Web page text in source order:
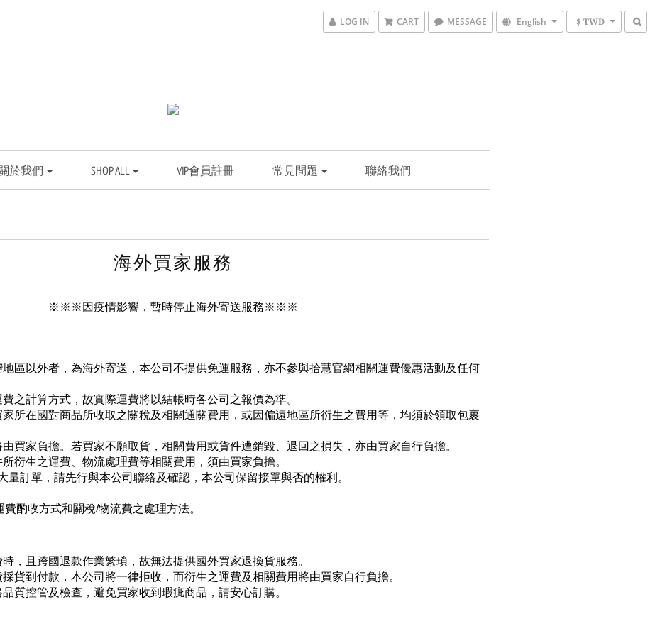
LOG IN CART MESSAGE English $ TWD
於我們 SHOP ALL VIP會員註冊 常見問題 聯絡我們
海外買家服務
※※※因疫情影響， 暫時停止海外寄送服務※※※
區以外者，為海外寄送，本公司不提供免運服務，亦不參與拾慧官網相關運費優惠活動及任何
之計算方式，故實際運費將以結帳時各公司之報價為準。
所在國對商品所收取之關稅及相關通關費用，或因偏遠地區所衍生之費用等，均須於領取包裹
買家負擔。若買家不願取貨，相關費用或貨件遭銷毀、退回之損失，亦由買家自行負擔。
衍生之運費、物流處理費等相關費用，須由買家負擔。
量訂單，請先行與本公司聯絡及確認，本公司保留接單與否的權利。
酌收方式和關稅/物流費之處理方法。
，且跨國退款作業繁瑣，故無法提供國外買家退換貨服務。
貨到付款，本公司將一律拒收，而衍生之運費及相關費用將由買家自行負擔。
質控管及檢查，避免買家收到瑕疵商品，請安心訂購。